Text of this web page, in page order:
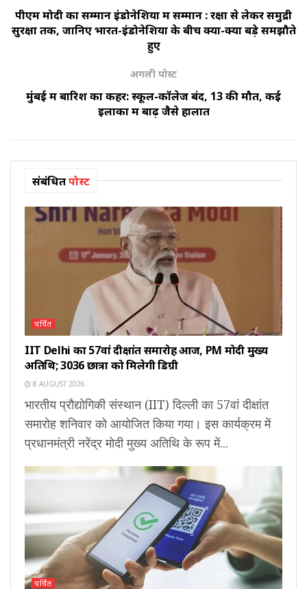
पीएम मोदी का सम्मान इंडोनेशिया में सम्मान : रक्षा से लेकर समुद्री
सुरक्षा तक, जानिए भारत-इंडोनेशिया के बीच क्या-क्या बड़े समझौते
हुए
अगली पोस्ट
मुंबई में बारिश का कहर: स्कूल-कॉलेज बंद, 13 की मौत, कई
इलाकों में बाढ़ जैसे हालात
संबंधितपोस्ट
चर्चित
IIT Delhi का 57वां दीक्षांत समारोह आज, PM मोदी मुख्य
अतिथि; 3036 छात्रों को मिलेगी डिग्री
8 AUGUST 2026
भारतीय प्रौद्योगिकी संस्थान (IIT) दिल्ली का 57वां दीक्षांत
समारोह शनिवार को आयोजित किया गया। इस कार्यक्रम में
प्रधानमंत्री नरेंद्र मोदी मुख्य अतिथि के रूप में...
चर्चित